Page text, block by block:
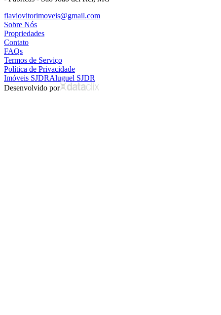
flaviovitorimoveis@gmail.com
Sobre Nós
Propriedades
Contato
FAQs
Termos de Serviço
Política de Privacidade
Imóveis SJDRAluguel SJDR
Desenvolvido por